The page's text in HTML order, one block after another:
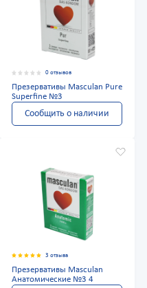
0 отзывов
Презервативы Masculan Pure
Superfine №3
Сообщить о наличии
3 отзыва
Презервативы Masculan
Анатомические №3 4